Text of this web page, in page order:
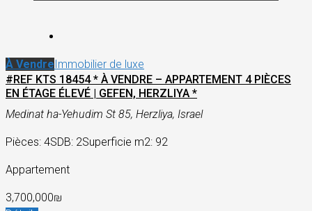
À VendreImmobilier de luxe
#REF KTS 18454 * À VENDRE – APPARTEMENT 4 PIÈCES
EN ÉTAGE ÉLEVÉ | GEFEN, HERZLIYA *
Medinat ha-Yehudim St 85, Herzliya, Israel
Pièces: 4SDB: 2Superficie m2: 92
Appartement
3,700,000₪